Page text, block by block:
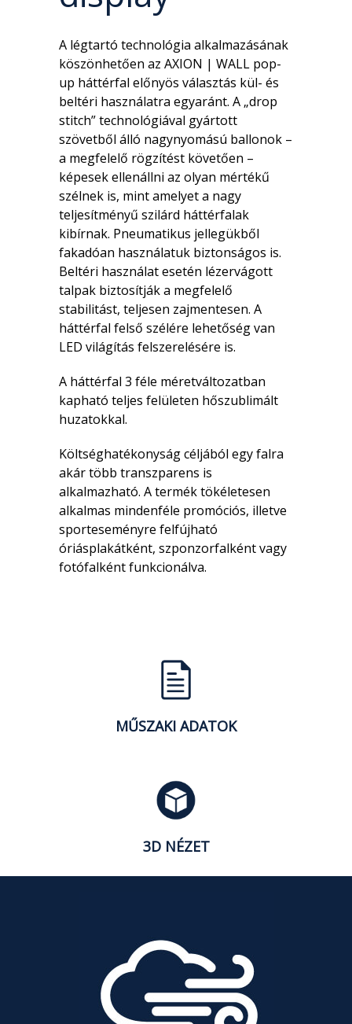
A légtartó technológia alkalmazásának
köszönhetően az AXION | WALL pop-
up háttérfal előnyös választás kül- és
beltéri használatra egyaránt. A „drop
stitch” technológiával gyártott
szövetből álló nagynyomású ballonok –
a megfelelő rögzítést követően –
képesek ellenállni az olyan mértékű
szélnek is, mint amelyet a nagy
teljesítményű szilárd háttérfalak
kibírnak. Pneumatikus jellegükből
fakadóan használatuk biztonságos is.
Beltéri használat esetén lézervágott
talpak biztosítják a megfelelő
stabilitást, teljesen zajmentesen. A
háttérfal felső szélére lehetőség van
LED világítás felszerelésére is.
A háttérfal 3 féle méretváltozatban
kapható teljes felületen hőszublimált
huzatokkal.
Költséghatékonyság céljából egy falra
akár több transzparens is
alkalmazható. A termék tökéletesen
alkalmas mindenféle promóciós, illetve
sporteseményre felfújható
óriásplakátként, szponzorfalként vagy
fotófalként funkcionálva.
MŰSZAKI ADATOK
3D NÉZET